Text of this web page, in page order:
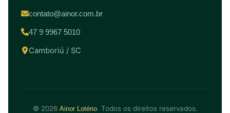
contato@ainor.com.br
47 9 9967 5010
Camboriú / SC
© 2026 Ainor Lotério. Todos os direitos reservados.